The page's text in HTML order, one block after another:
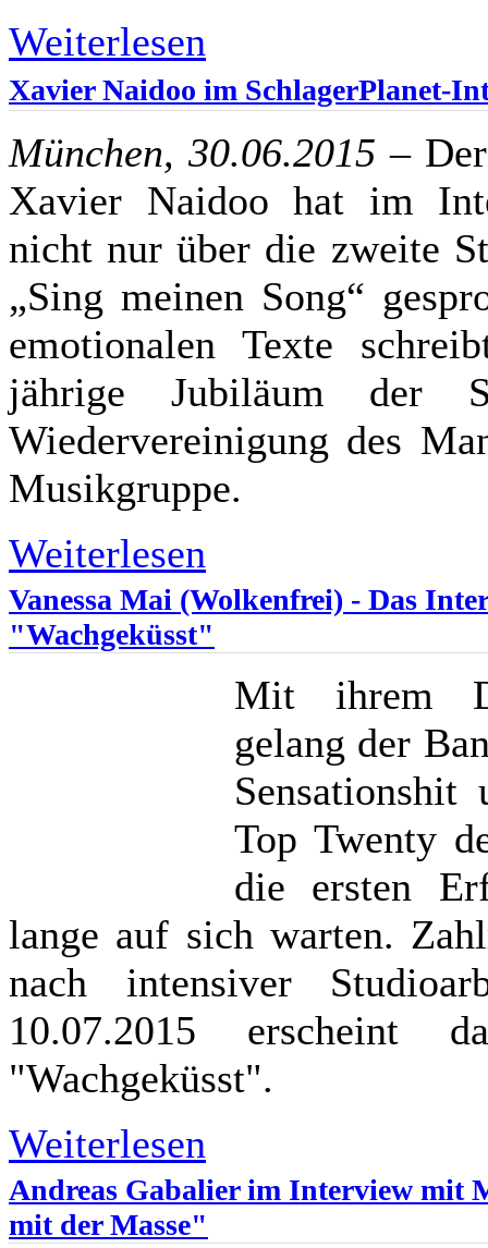
Weiterlesen
Xavier Naidoo im SchlagerPlanet-
München, 30.06.2015 –
Xavier Naidoo hat im
nicht nur über die zweite
„Sing meinen Song“
emotionalen Texte
jährige Jubiläum der
Wiedervereinigung des
Musikgruppe.
Weiterlesen
Vanessa Mai (Wolkenfrei) - Das
"Wachgeküsst"
Mit ihrem
gelang der
Top Twenty
die ersten
lange auf sich warten.
nach intensiver
10.07.2015 erscheint
"Wachgeküsst".
Weiterlesen
Andreas Gabalier im Interview mit
mit der Masse"